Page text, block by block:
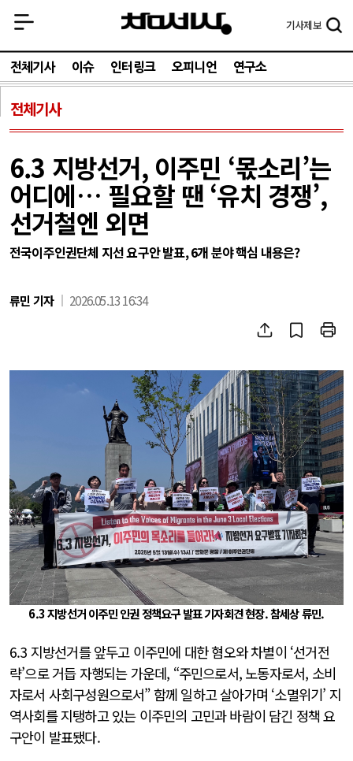
기사제보
전체기사 이슈 인터링크 오피니언 연구소
전체기사
6.3 지방선거, 이주민 ‘몫소리’는
어디에… 필요할 땐 ‘유치 경쟁’,
선거철엔 외면
전국이주인권단체 지선 요구안 발표, 6개 분야 핵심 내용은?
류민 기자 2026.05.13 16:34
6.3 지방선거 이주민 인권 정책요구 발표 기자회견 현장. 참세상 류민.
6.3 지방선거를 앞두고 이주민에 대한 혐오와 차별이 ‘선거전
략’으로 거듭 자행되는 가운데, “주민으로서, 노동자로서, 소비
자로서 사회구성원으로서” 함께 일하고 살아가며 ‘소멸위기’ 지
역사회를 지탱하고 있는 이주민의 고민과 바람이 담긴 정책 요
구안이 발표됐다.